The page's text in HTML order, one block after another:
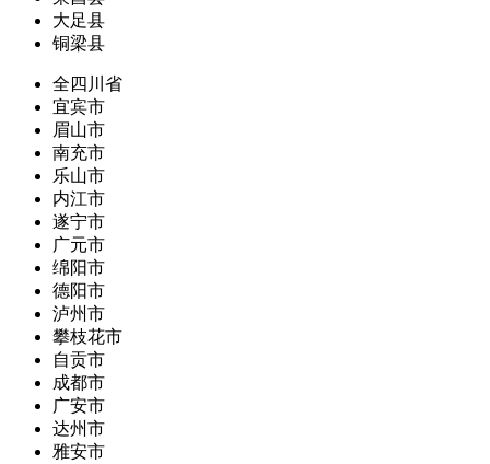
大足县
铜梁县
全四川省
宜宾市
眉山市
南充市
乐山市
内江市
遂宁市
广元市
绵阳市
德阳市
泸州市
攀枝花市
自贡市
成都市
广安市
达州市
雅安市